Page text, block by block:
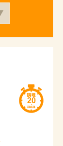
20